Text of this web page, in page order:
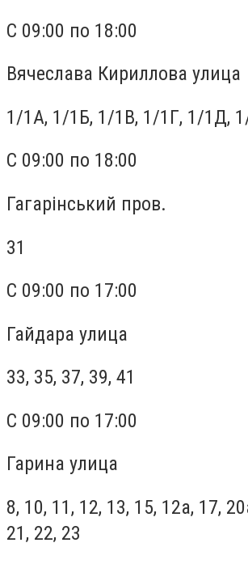
С 09:00 по 18:00
Вячеслава Кириллова улица
1/1А, 1/1Б, 1/1В, 1/1Г, 1/1Д,
С 09:00 по 18:00
Гагарінський пров.
31
С 09:00 по 17:00
Гайдара улица
33, 35, 37, 39, 41
С 09:00 по 17:00
Гарина улица
8, 10, 11, 12, 13, 15, 12а, 17,
21, 22, 23